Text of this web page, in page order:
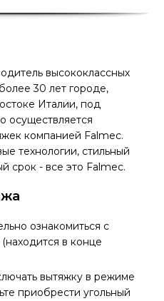
высококлассных
30 лет городе,
Италии, под
осуществляется
компанией Falmec.
технологии, стильный
срок - все это Falmec.
ознакомиться с
в конце
вытяжку в режиме
приобрести угольный